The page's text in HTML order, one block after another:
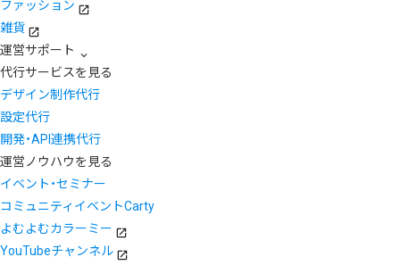
ファッション
雑貨
運営サポート
代行サービスを見る
デザイン制作代行
設定代行
開発・API連携代行
運営ノウハウを見る
イベント・セミナー
コミュニティイベントCarty
よむよむカラーミー
YouTubeチャンネル